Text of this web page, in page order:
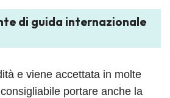
di guida internazionale
e viene accettata in molte
portare anche la